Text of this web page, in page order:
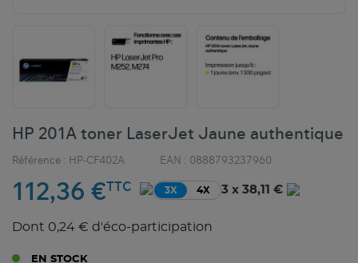
HP 201A toner LaserJet Jaune authentique
Référence : HP-CF402A EAN : 0888793237960
112,36 €TTC 3X 4X 3 x 38,11 €
Dont 0,24 € d'éco-participation
EN STOCK